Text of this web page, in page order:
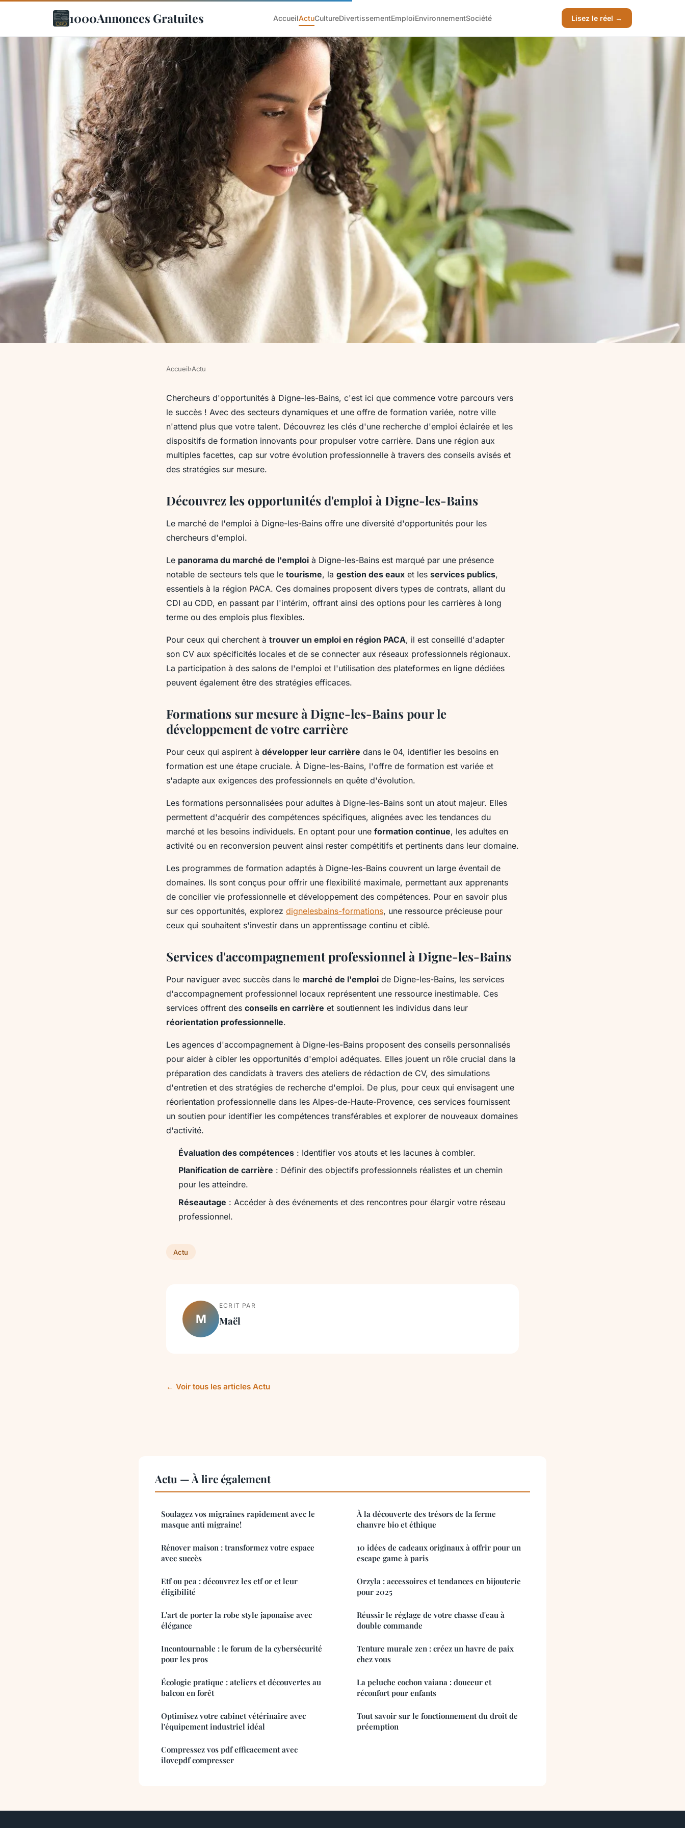
1000Annonces Gratuites AccueilActuCultureDivertissementEmploiEnvironnementSociété Lisez le réel →
Exploitez votre potentiel : les
plateformes d'emploi et de formation
sur mesure à Digne-les-Bains
Accueil›Actu
Chercheurs d'opportunités à Digne-les-Bains, c'est ici que commence votre parcours vers
le succès ! Avec des secteurs dynamiques et une offre de formation variée, notre ville
n'attend plus que votre talent. Découvrez les clés d'une recherche d'emploi éclairée et les
dispositifs de formation innovants pour propulser votre carrière. Dans une région aux
multiples facettes, cap sur votre évolution professionnelle à travers des conseils avisés et
des stratégies sur mesure.
Découvrez les opportunités d'emploi à Digne-les-Bains
Le marché de l'emploi à Digne-les-Bains offre une diversité d'opportunités pour les
chercheurs d'emploi.
Le panorama du marché de l'emploi à Digne-les-Bains est marqué par une présence
notable de secteurs tels que le tourisme, la gestion des eaux et les services publics,
essentiels à la région PACA. Ces domaines proposent divers types de contrats, allant du
CDI au CDD, en passant par l'intérim, offrant ainsi des options pour les carrières à long
terme ou des emplois plus flexibles.
Pour ceux qui cherchent à trouver un emploi en région PACA, il est conseillé d'adapter
son CV aux spécificités locales et de se connecter aux réseaux professionnels régionaux.
La participation à des salons de l'emploi et l'utilisation des plateformes en ligne dédiées
peuvent également être des stratégies efficaces.
Formations sur mesure à Digne-les-Bains pour le
développement de votre carrière
Pour ceux qui aspirent à développer leur carrière dans le 04, identifier les besoins en
formation est une étape cruciale. À Digne-les-Bains, l'offre de formation est variée et
s'adapte aux exigences des professionnels en quête d'évolution.
Les formations personnalisées pour adultes à Digne-les-Bains sont un atout majeur. Elles
permettent d'acquérir des compétences spécifiques, alignées avec les tendances du
marché et les besoins individuels. En optant pour une formation continue, les adultes en
activité ou en reconversion peuvent ainsi rester compétitifs et pertinents dans leur domaine.
Les programmes de formation adaptés à Digne-les-Bains couvrent un large éventail de
domaines. Ils sont conçus pour offrir une flexibilité maximale, permettant aux apprenants
de concilier vie professionnelle et développement des compétences. Pour en savoir plus
sur ces opportunités, explorez dignelesbains-formations, une ressource précieuse pour
ceux qui souhaitent s'investir dans un apprentissage continu et ciblé.
Services d'accompagnement professionnel à Digne-les-Bains
Pour naviguer avec succès dans le marché de l'emploi de Digne-les-Bains, les services
d'accompagnement professionnel locaux représentent une ressource inestimable. Ces
services offrent des conseils en carrière et soutiennent les individus dans leur
réorientation professionnelle.
Les agences d'accompagnement à Digne-les-Bains proposent des conseils personnalisés
pour aider à cibler les opportunités d'emploi adéquates. Elles jouent un rôle crucial dans la
préparation des candidats à travers des ateliers de rédaction de CV, des simulations
d'entretien et des stratégies de recherche d'emploi. De plus, pour ceux qui envisagent une
réorientation professionnelle dans les Alpes-de-Haute-Provence, ces services fournissent
un soutien pour identifier les compétences transférables et explorer de nouveaux domaines
d'activité.
Évaluation des compétences : Identifier vos atouts et les lacunes à combler.
Planification de carrière : Définir des objectifs professionnels réalistes et un chemin
pour les atteindre.
Réseautage : Accéder à des événements et des rencontres pour élargir votre réseau
professionnel.
Actu
M
ECRIT PAR
Maël
← Voir tous les articles Actu
Actu — À lire également
Soulagez vos migraines rapidement avec le
masque anti migraine!
Rénover maison : transformez votre espace
avec succès
Etf ou pea : découvrez les etf or et leur
éligibilité
L'art de porter la robe style japonaise avec
élégance
Incontournable : le forum de la cybersécurité
pour les pros
Écologie pratique : ateliers et découvertes au
balcon en forêt
Optimisez votre cabinet vétérinaire avec
l'équipement industriel idéal
Compressez vos pdf efficacement avec
ilovepdf compresser
À la découverte des trésors de la ferme
chanvre bio et éthique
10 idées de cadeaux originaux à offrir pour un
escape game à paris
Orzyla : accessoires et tendances en bijouterie
pour 2025
Réussir le réglage de votre chasse d'eau à
double commande
Tenture murale zen : créez un havre de paix
chez vous
La peluche cochon vaiana : douceur et
réconfort pour enfants
Tout savoir sur le fonctionnement du droit de
préemption